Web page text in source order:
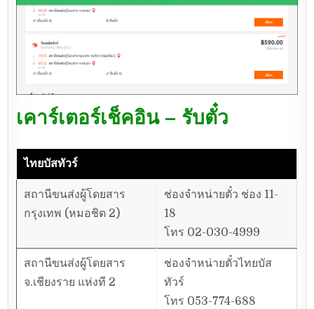
เคาร์เตอร์เช็คอิน – รับตั๋ว
ไทยบัสทัวร์
สถานีขนส่งผู้โดยสาร
กรุงเทพ (หมอชิต 2)
ช่องจำหน่ายตั๋ว ช่อง 11-
18
โทร 02-030-4999
สถานีขนส่งผู้โดยสาร
จ.เชียงราย แห่งที 2
ช่องจำหน่ายตั๋วไทยบัส
ทัวร์
โทร 053-774-688